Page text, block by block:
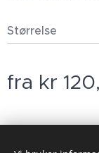
Størrelse
fra kr
© 2023 Alle